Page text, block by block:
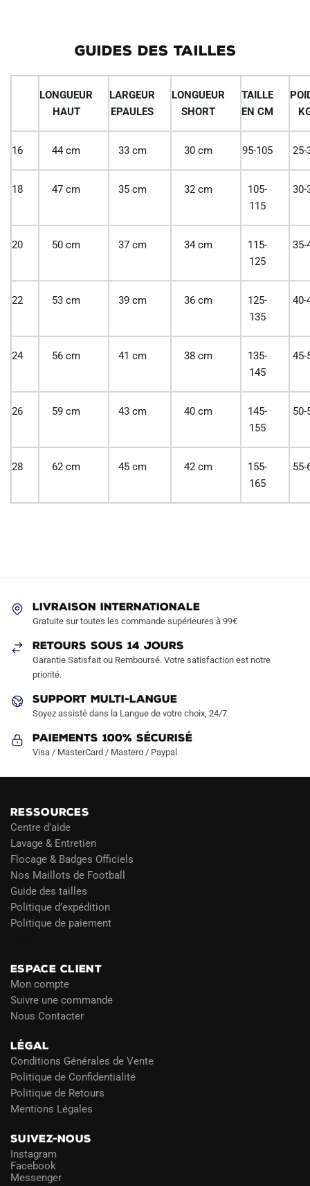
GUIDES DES TAILLES
LONGUEUR
HAUT
LARGEUR
EPAULES
LONGUEUR
SHORT
TAILLE
EN CM
16 44 cm 33 cm 30 cm 95-105 25-
18 47 cm 35 cm 32 cm
105-
115
30-
20 50 cm 37 cm 34 cm
115-
125
35-
22 53 cm 39 cm 36 cm
125-
135
40-
24 56 cm 41 cm 38 cm
135-
145
45-
26 59 cm 43 cm 40 cm
145-
155
50-
28 62 cm 45 cm 42 cm
155-
165
55-
LIVRAISON INTERNATIONALE
Gratuite sur toutes les commande supérieures à 99€
RETOURS SOUS 14 JOURS
Garantie Satisfait ou Remboursé. Votre satisfaction est notre
priorité.
SUPPORT MULTI-LANGUE
Soyez assisté dans la Langue de votre choix, 24/7.
Paiements 100% Sécurisé
Visa / MasterCard / Mastero / Paypal
RESSOURCES
Centre d’aide
Lavage & Entretien
Flocage & Badges Officiels
Nos Maillots de Football
Guide des tailles
Politique d’expédition
Politique de paiement
ESPACE CLIENT
Mon compte
Suivre une commande
Nous Contacter
LÉGAL
Conditions Générales de Vente
Politique de Confidentialité
Politique de Retours
Mentions Légales
SUIVEZ-NOUS
Instagram
Facebook
Messenger